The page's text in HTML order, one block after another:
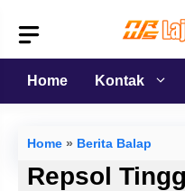
isi
Home
Kontak
Home » Berita Balap
Repsol